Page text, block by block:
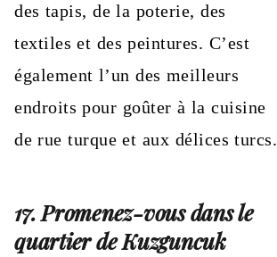
des tapis, de la poterie, des
textiles et des peintures. C’est
également l’un des meilleurs
endroits pour goûter à la cuisine
de rue turque et aux délices turcs.
17. Promenez-vous dans le
quartier de Kuzguncuk